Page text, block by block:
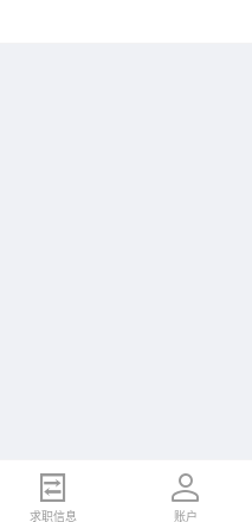
求职信息 账户